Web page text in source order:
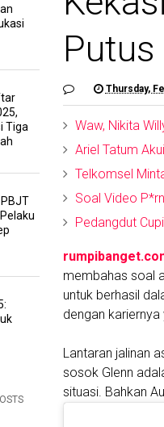
Putus
Thursday,
Waw, Nikita
Ariel Tatum
Telkomsel
Soal Video
Pedangdut
membahas soal
untuk berhasil
dengan
Lantaran jalinan
sosok Glenn
situasi. Bahkan
Tiga